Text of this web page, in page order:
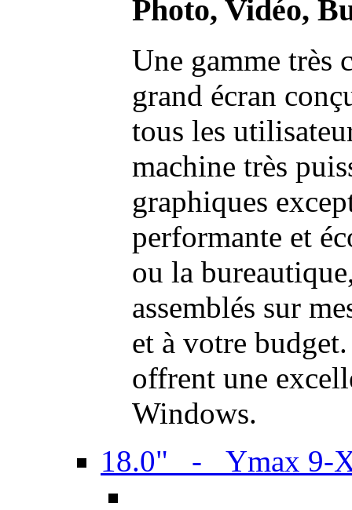
Photo, Vidéo,
Une gamme très
grand écran
tous les
machine très
graphiques
performante et
ou la
assemblés sur
et à votre
offrent une
Windows.
18.0" - Ymax 9-